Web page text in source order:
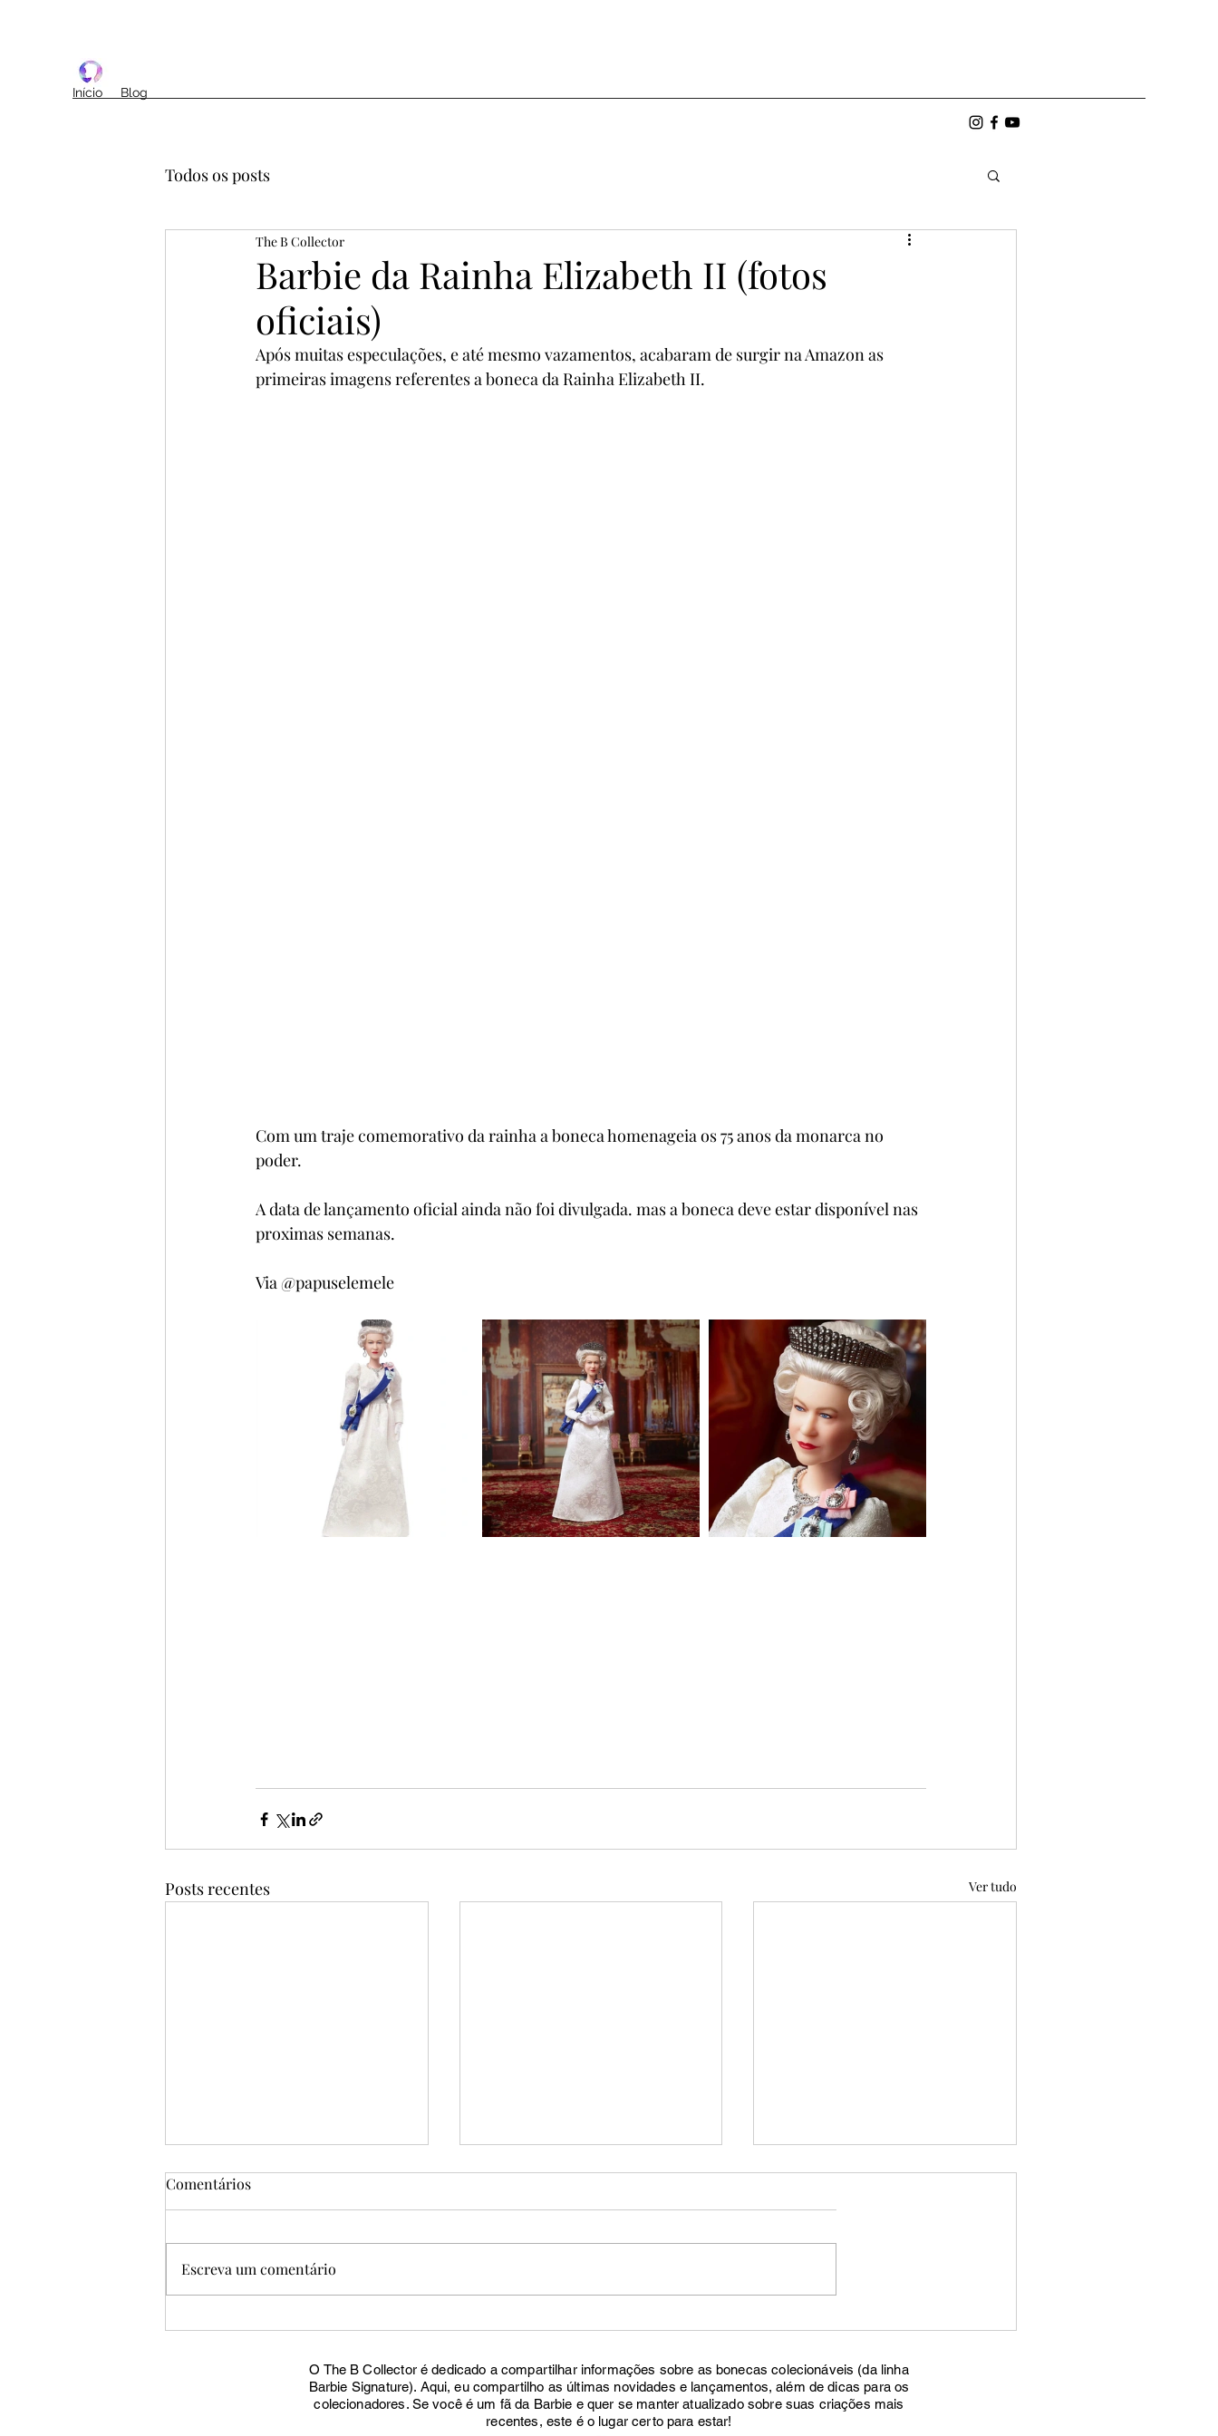
Início Blog
Todos os posts
Barbie da Rainha Elizabeth II (fotos
oficiais)
The B Collector
Após muitas especulações, e até mesmo vazamentos, acabaram de surgir na Amazon as
primeiras imagens referentes a boneca da Rainha Elizabeth II.
Com um traje comemorativo da rainha a boneca homenageia os 75 anos da monarca no
poder.
A data de lançamento oficial ainda não foi divulgada. mas a boneca deve estar disponível nas
proximas semanas.
Via @papuselemele
Posts recentes Ver tudo
Comentários
Escreva um comentário
O The B Collector é dedicado a compartilhar informações sobre as bonecas colecionáveis (da linha
Barbie Signature). Aqui, eu compartilho as últimas novidades e lançamentos, além de dicas para os
colecionadores. Se você é um fã da Barbie e quer se manter atualizado sobre suas criações mais
recentes, este é o lugar certo para estar!